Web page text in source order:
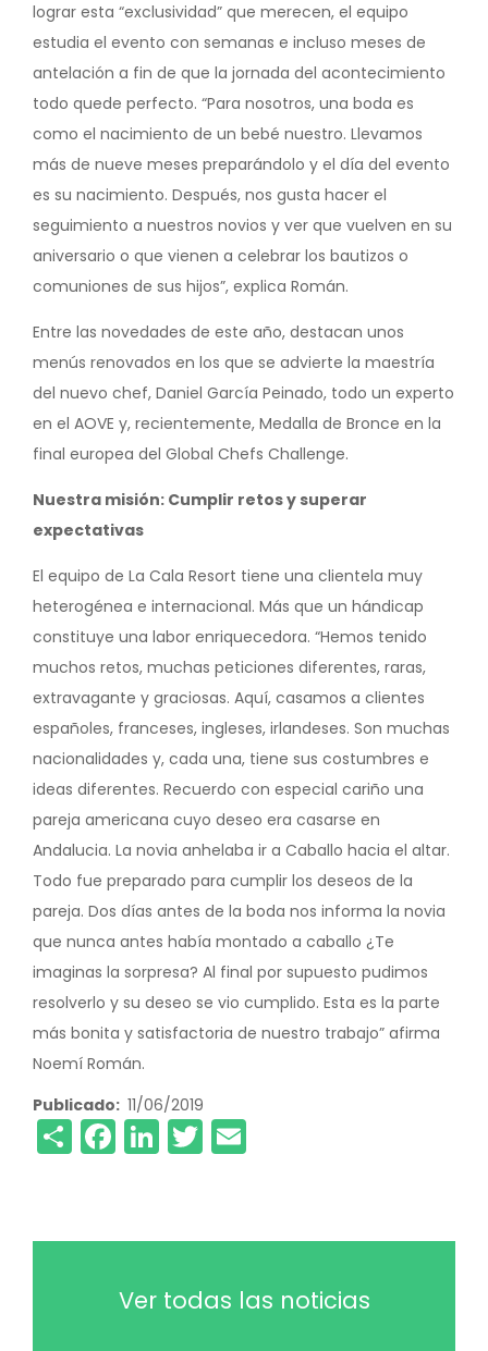
lograr esta “exclusividad” que merecen, el equipo
estudia el evento con semanas e incluso meses de
antelación a fin de que la jornada del acontecimiento
todo quede perfecto. “Para nosotros, una boda es
como el nacimiento de un bebé nuestro. Llevamos
más de nueve meses preparándolo y el día del evento
es su nacimiento. Después, nos gusta hacer el
seguimiento a nuestros novios y ver que vuelven en su
aniversario o que vienen a celebrar los bautizos o
comuniones de sus hijos”, explica Román.
Entre las novedades de este año, destacan unos
menús renovados en los que se advierte la maestría
del nuevo chef, Daniel García Peinado, todo un experto
en el AOVE y, recientemente, Medalla de Bronce en la
final europea del Global Chefs Challenge.
Nuestra misión: Cumplir retos y superar
expectativas
El equipo de La Cala Resort tiene una clientela muy
heterogénea e internacional. Más que un hándicap
constituye una labor enriquecedora. “Hemos tenido
muchos retos, muchas peticiones diferentes, raras,
extravagante y graciosas. Aquí, casamos a clientes
españoles, franceses, ingleses, irlandeses. Son muchas
nacionalidades y, cada una, tiene sus costumbres e
ideas diferentes. Recuerdo con especial cariño una
pareja americana cuyo deseo era casarse en
Andalucia. La novia anhelaba ir a Caballo hacia el altar.
Todo fue preparado para cumplir los deseos de la
pareja. Dos días antes de la boda nos informa la novia
que nunca antes había montado a caballo ¿Te
imaginas la sorpresa? Al final por supuesto pudimos
resolverlo y su deseo se vio cumplido. Esta es la parte
más bonita y satisfactoria de nuestro trabajo” afirma
Noemí Román.
Publicado 11/06/2019
ShareFacebook
LinkedIn
Twitter
Ver todas las noticias